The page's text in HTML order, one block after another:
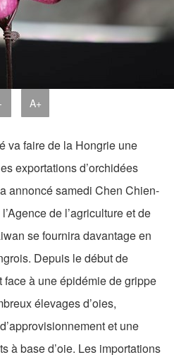
A+
va faire de la Hongrie une
exportations d’orchidées
annoncé samedi Chen Chien-
de l’agriculture et de
se fournira davantage en
Depuis le début de
face à une épidémie de grippe
élevages d’oies,
et une
à base d’oie. Les importations